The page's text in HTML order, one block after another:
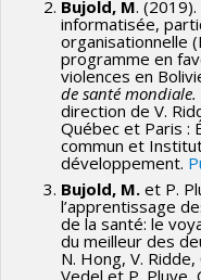
Bujold, M. (2019).
informatisée,
organisationnelle
programme en
violences en
de santé mondiale.
direction de V.
Québec et Paris :
commun et
développement.
Bujold, M. et P.
l’apprentissage
de la santé: le
du meilleur des
N. Hong, V. Ridde,
Vedel et P.